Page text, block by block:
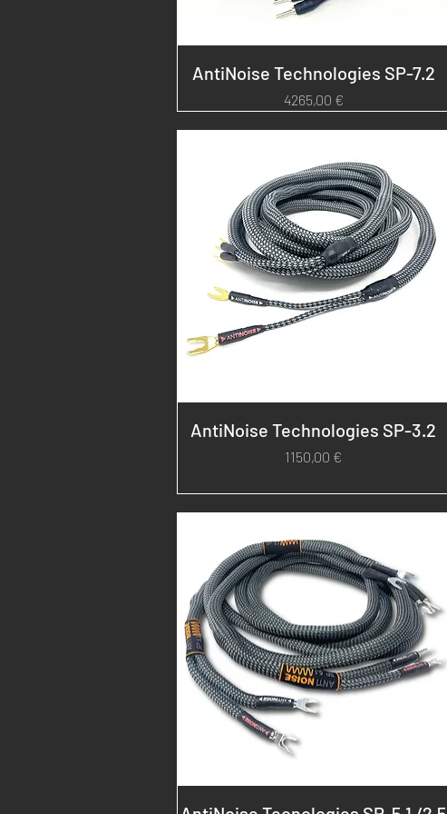
AntiNoise Technologies SP-7.2
Prezzo
4265,00 €
AntiNoise Technologies SP-3.2
Prezzo
1150,00 €